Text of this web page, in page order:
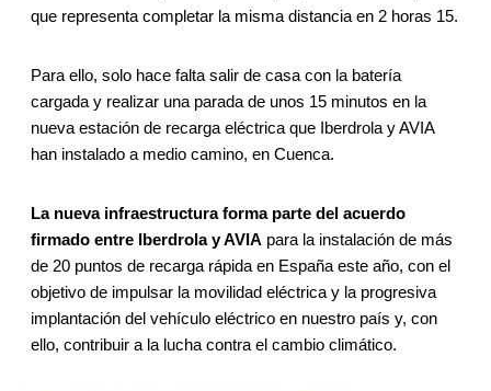
que representa completar la misma distancia en 2 horas 15.
Para ello, solo hace falta salir de casa con la batería
cargada y realizar una parada de unos 15 minutos en la
nueva estación de recarga eléctrica que Iberdrola y AVIA
han instalado a medio camino, en Cuenca.
La nueva infraestructura forma parte del acuerdo
firmado entre Iberdrola y AVIA para la instalación de más
de 20 puntos de recarga rápida en España este año, con el
objetivo de impulsar la movilidad eléctrica y la progresiva
implantación del vehículo eléctrico en nuestro país y, con
ello, contribuir a la lucha contra el cambio climático.